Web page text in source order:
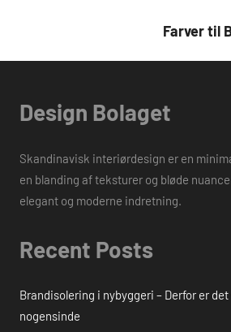
Farver til
Design Bolaget
Skandinavisk interiørdesign er en
en blanding af teksturer og bløde
elegant og moderne indretning.
Recent Posts
Brandisolering i nybyggeri – Derfor er
nogensinde